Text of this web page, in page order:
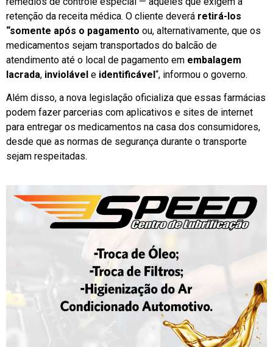
retenção da receita médica. O cliente deverá retirá-los
“somente após o pagamento ou, alternativamente, que os
medicamentos sejam transportados do balcão de
atendimento até o local de pagamento em embalagem
lacrada, inviolável e identificável“, informou o governo.
Além disso, a nova legislação oficializa que essas farmácias
podem fazer parcerias com aplicativos e sites de internet
para entregar os medicamentos na casa dos consumidores,
desde que as normas de segurança durante o transporte
sejam respeitadas.